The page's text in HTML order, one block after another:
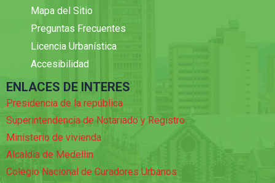
Mapa del Sitio
Preguntas Frecuentes
Licencia Urbanística
Accesibilidad
ENLACES DE INTERES
Presidencia de la república
Superintendencia de Notariado y Registro
Ministerio de vivienda
Alcaldia de Medellin
Colegio Nacional de Curadores Urbanos